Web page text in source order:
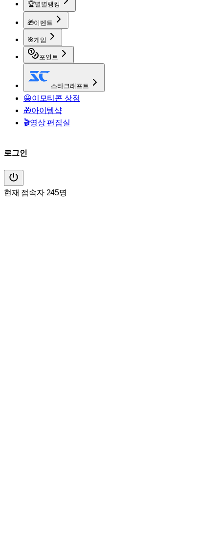
🏆별별랭킹
🎁이벤트
🎯게임
포인트
스타크래프트
😀이모티콘 상점
🎁아이템샵
🎬영상 편집실
로그인
현재 접속자 245명